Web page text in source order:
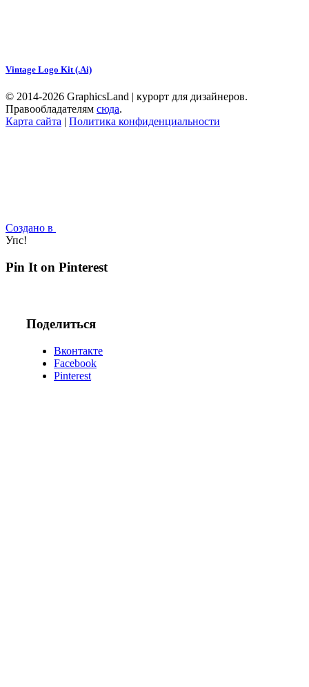
Vintage Logo Kit (.Ai)
© 2014-2026 GraphicsLand | курорт для дизайнеров.
Правообладателям сюда.
Карта сайта | Политика конфиденциальности
Создано в
Упс!
Pin It on Pinterest
Поделиться
Вконтакте
Facebook
Pinterest